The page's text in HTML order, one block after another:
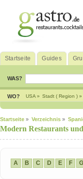
Startseite Guides
WAS?
WO? USA » Stadt ( Region ) »
Startseite » Verzeichnis »
Modern Restaurants
A B C D E F G